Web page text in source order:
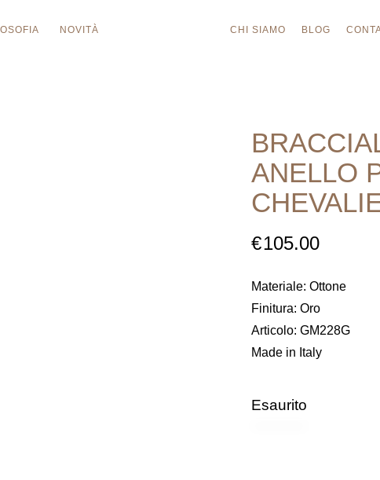
NOVITÀ CHI SIAMO BLOG
ANELLO
€105.00
Materiale: Ottone
Finitura: Oro
Articolo: GM228G
Made in Italy
Esaurito